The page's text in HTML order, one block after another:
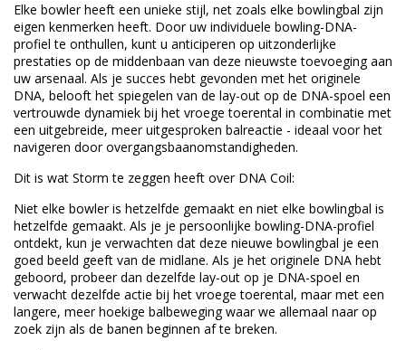
Elke bowler heeft een unieke stijl, net zoals elke bowlingbal zijn
eigen kenmerken heeft. Door uw individuele bowling-DNA-
profiel te onthullen, kunt u anticiperen op uitzonderlijke
prestaties op de middenbaan van deze nieuwste toevoeging aan
uw arsenaal. Als je succes hebt gevonden met het originele
DNA, belooft het spiegelen van de lay-out op de DNA-spoel een
vertrouwde dynamiek bij het vroege toerental in combinatie met
een uitgebreide, meer uitgesproken balreactie - ideaal voor het
navigeren door overgangsbaanomstandigheden.
Dit is wat Storm te zeggen heeft over DNA Coil:
Niet elke bowler is hetzelfde gemaakt en niet elke bowlingbal is
hetzelfde gemaakt. Als je je persoonlijke bowling-DNA-profiel
ontdekt, kun je verwachten dat deze nieuwe bowlingbal je een
goed beeld geeft van de midlane. Als je het originele DNA hebt
geboord, probeer dan dezelfde lay-out op je DNA-spoel en
verwacht dezelfde actie bij het vroege toerental, maar met een
langere, meer hoekige balbeweging waar we allemaal naar op
zoek zijn als de banen beginnen af te breken.